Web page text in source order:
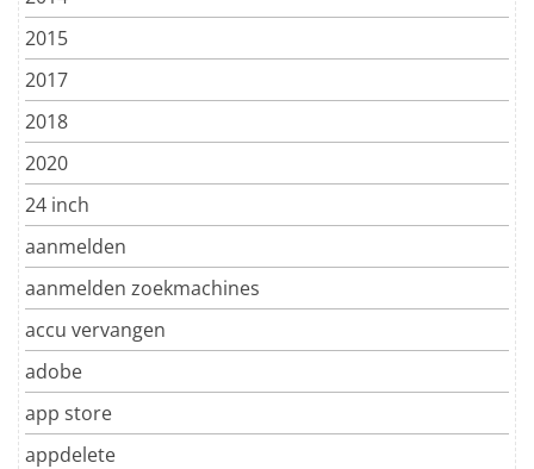
2015
2017
2018
2020
24 inch
aanmelden
aanmelden zoekmachines
accu vervangen
adobe
app store
appdelete